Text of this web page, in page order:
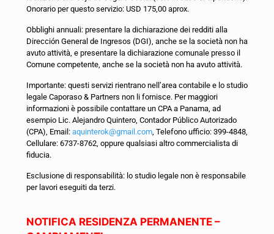
Onorario per questo servizio: USD 175,00 aprox.
Obblighi annuali: presentare la dichiarazione dei redditi alla
Dirección General de Ingresos (DGI), anche se la società non ha
avuto attività, e presentare la dichiarazione comunale presso il
Comune competente, anche se la società non ha avuto attività.
Importante: questi servizi rientrano nell’area contabile e lo studio
legale Caporaso & Partners non li fornisce. Per maggiori
informazioni è possibile contattare un CPA a Panama, ad
esempio Lic. Alejandro Quintero, Contador Público Autorizado
(CPA), Email: aquinterok@gmail.com, Telefono ufficio: 399-4848,
Cellulare: 6737-8762, oppure qualsiasi altro commercialista di
fiducia.
Esclusione di responsabilità: lo studio legale non è responsabile
per lavori eseguiti da terzi.
NOTIFICA RESIDENZA PERMANENTE –